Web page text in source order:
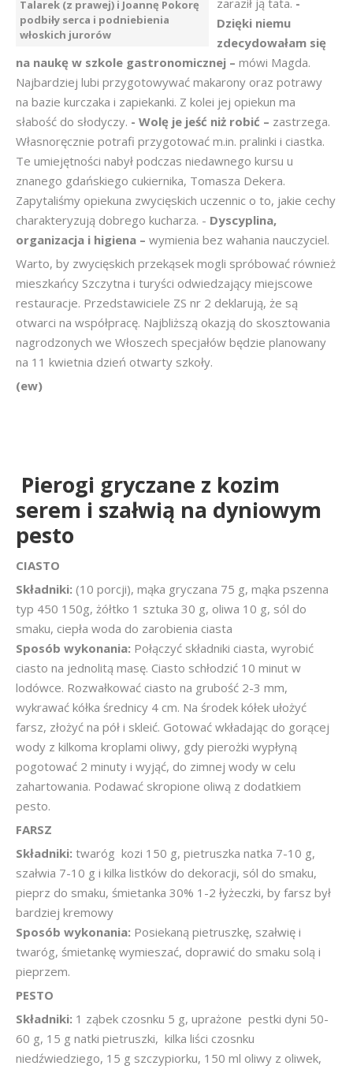
Talarek (z prawej) i Joannę Pokorę
podbiły serca i podniebienia
włoskich jurorów
Dzięki niemu
zdecydowałam się
na naukę w szkole gastronomicznej – mówi Magda.
Najbardziej lubi przygotowywać makarony oraz potrawy
na bazie kurczaka i zapiekanki. Z kolei jej opiekun ma
słabość do słodyczy. - Wolę je jeść niż robić – zastrzega.
Własnoręcznie potrafi przygotować m.in. pralinki i ciastka.
Te umiejętności nabył podczas niedawnego kursu u
znanego gdańskiego cukiernika, Tomasza Dekera.
Zapytaliśmy opiekuna zwycięskich uczennic o to, jakie cechy
charakteryzują dobrego kucharza. - Dyscyplina,
organizacja i higiena – wymienia bez wahania nauczyciel.
Warto, by zwycięskich przekąsek mogli spróbować również
mieszkańcy Szczytna i turyści odwiedzający miejscowe
restauracje. Przedstawiciele ZS nr 2 deklarują, że są
otwarci na współpracę. Najbliższą okazją do skosztowania
nagrodzonych we Włoszech specjałów będzie planowany
na 11 kwietnia dzień otwarty szkoły.
(ew)
Pierogi gryczane z kozim
serem i szałwią na dyniowym
pesto
CIASTO
Składniki: (10 porcji), mąka gryczana 75 g, mąka pszenna
typ 450 150g, żółtko 1 sztuka 30 g, oliwa 10 g, sól do
smaku, ciepła woda do zarobienia ciasta
Sposób wykonania: Połączyć składniki ciasta, wyrobić
ciasto na jednolitą masę. Ciasto schłodzić 10 minut w
lodówce. Rozwałkować ciasto na grubość 2-3 mm,
wykrawać kółka średnicy 4 cm. Na środek kółek ułożyć
farsz, złożyć na pół i skleić. Gotować wkładając do gorącej
wody z kilkoma kroplami oliwy, gdy pierożki wypłyną
pogotować 2 minuty i wyjąć, do zimnej wody w celu
zahartowania. Podawać skropione oliwą z dodatkiem
pesto.
FARSZ
Składniki: twaróg kozi 150 g, pietruszka natka 7-10 g,
szałwia 7-10 g i kilka listków do dekoracji, sól do smaku,
pieprz do smaku, śmietanka 30% 1-2 łyżeczki, by farsz był
bardziej kremowy
Sposób wykonania: Posiekaną pietruszkę, szałwię i
twaróg, śmietankę wymieszać, doprawić do smaku solą i
pieprzem.
PESTO
Składniki: 1 ząbek czosnku 5 g, uprażone pestki dyni 50-
60 g, 15 g natki pietruszki, kilka liści czosnku
niedźwiedziego, 15 g szczypiorku, 150 ml oliwy z oliwek,